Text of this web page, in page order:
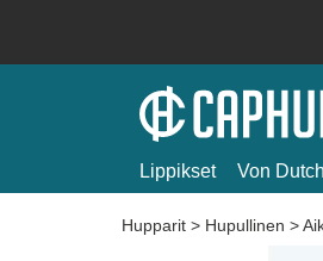
Lippikset Von Dutch
Hupparit > Hupullinen >